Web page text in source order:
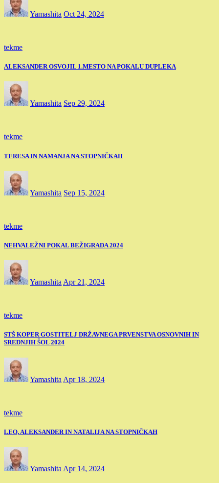
Yamashita Oct 24, 2024
tekme
ALEKSANDER OSVOJIL 1.MESTO NA POKALU DUPLEKA
Yamashita Sep 29, 2024
tekme
TERESA IN NAMANJA NA STOPNIČKAH
Yamashita Sep 15, 2024
tekme
NEHVALEŽNI POKAL BEŽIGRADA 2024
Yamashita Apr 21, 2024
tekme
STŠ KOPER GOSTITELJ DRŽAVNEGA PRVENSTVA OSNOVNIH IN
SREDNJIH ŠOL 2024
Yamashita Apr 18, 2024
tekme
LEO, ALEKSANDER IN NATALIJA NA STOPNIČKAH
Yamashita Apr 14, 2024